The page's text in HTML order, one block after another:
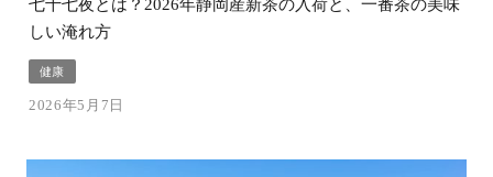
七十七夜とは？2026年静岡産新茶の入荷と、一番茶の美味
しい淹れ方
健康
2026年5月7日